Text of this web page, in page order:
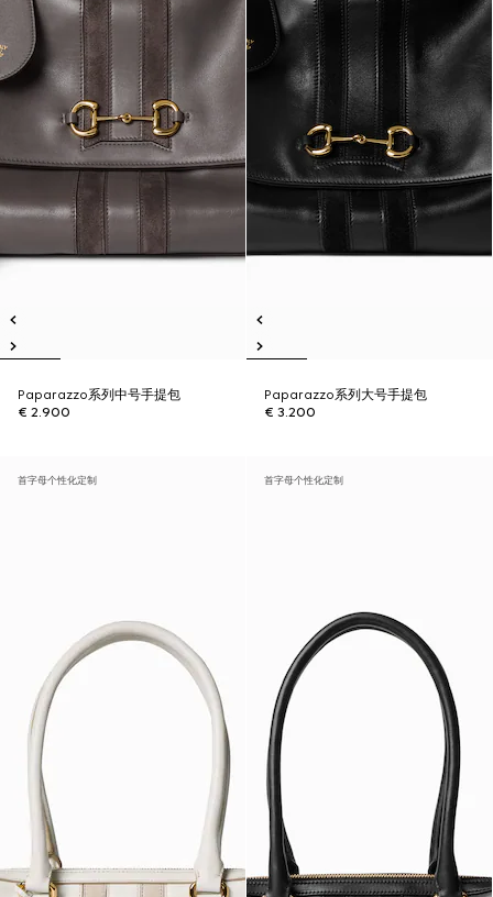
Paparazzo系列中号手提包
€ 2.900
Paparazzo系列大号手提包
€ 3.200
首字母个性化定制 首字母个性化定制